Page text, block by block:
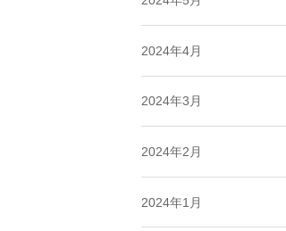
2024年4月
2024年3月
2024年2月
2024年1月